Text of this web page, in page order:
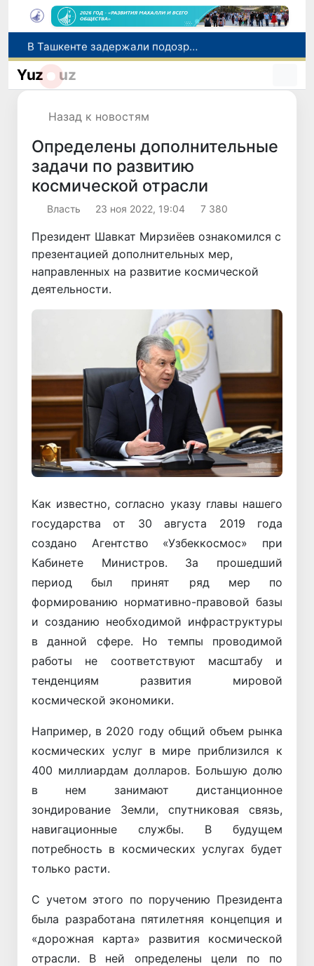
В Узбекистане упростят назначение пенсий по инвалидности
Yuz uz
Назад к новостям
Определены дополнительные
задачи по развитию
космической отрасли
Власть 23 ноя 2022, 19:04 7 380
Президент Шавкат Мирзиёев ознакомился с
презентацией дополнительных мер,
направленных на развитие космической
деятельности.
Как известно, согласно указу главы нашего
государства от 30 августа 2019 года
создано Агентство «Узбеккосмос» при
Кабинете Министров. За прошедший
период был принят ряд мер по
формированию нормативно-правовой базы
и созданию необходимой инфраструктуры
в данной сфере. Но темпы проводимой
работы не соответствуют масштабу и
тенденциям развития мировой
космической экономики.
Например, в 2020 году общий объем рынка
космических услуг в мире приблизился к
400 миллиардам долларов. Большую долю
в нем занимают дистанционное
зондирование Земли, спутниковая связь,
навигационные службы. В будущем
потребность в космических услугах будет
только расти.
С учетом этого по поручению Президента
была разработана пятилетняя концепция и
«дорожная карта» развития космической
отрасли. В ней определены цели по по